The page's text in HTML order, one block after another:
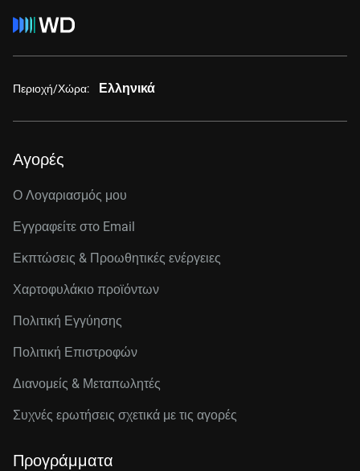
Περιοχή/Χώρα: Ελληνικά
Αγορές
Ο Λογαριασμός μου
Εγγραφείτε στo Email
Εκπτώσεις & Προωθητικές ενέργειες
Χαρτοφυλάκιο προϊόντων
Πολιτική Εγγύησης
Πολιτική Επιστροφών
Διανομείς & Μεταπωλητές
Συχνές ερωτήσεις σχετικά με τις αγορές
Προγράμματα